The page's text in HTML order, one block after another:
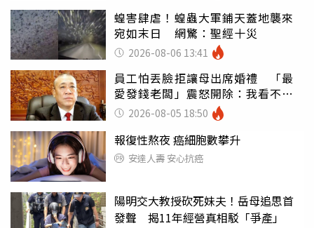
蝗害肆虐！蝗蟲大軍鋪天蓋地襲來
宛如末日 網驚：聖經十災
2026-08-06 13:41
員工怕丟臉拒讓母出席婚禮 「最
愛發錢老闆」震怒開除：我看不起
你 2026-08-05 18:50
報復性熬夜 癌細胞數攀升
安達人壽 安心抗癌
陽明交大教授砍死妹夫！岳母追思首
發聲 揭11年經營真相駁「爭產」